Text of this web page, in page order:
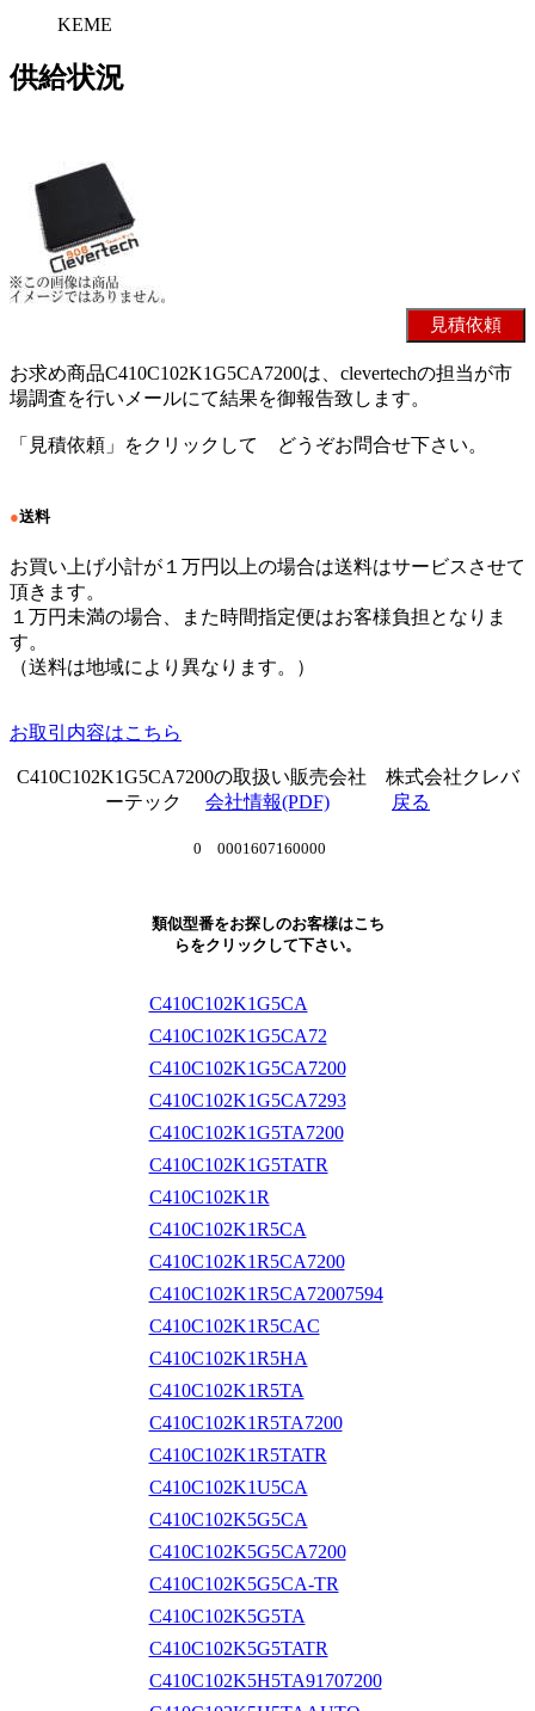
KEME
供給状況
お求め商品C410C102K1G5CA7200は、clevertechの担当が市
場調査を行いメールにて結果を御報告致します。
「見積依頼」をクリックして どうぞお問合せ下さい。
●送料
お買い上げ小計が１万円以上の場合は送料はサービスさせて
頂きます。
１万円未満の場合、また時間指定便はお客様負担となりま
す。
（送料は地域により異なります。）
お取引内容はこちら
C410C102K1G5CA7200の取扱い販売会社 株式会社クレバ
ーテック 会社情報(PDF) 戻る
0 0001607160000
類似型番をお探しのお客様はこち
らをクリックして下さい。
C410C102K1G5CA
C410C102K1G5CA72
C410C102K1G5CA7200
C410C102K1G5CA7293
C410C102K1G5TA7200
C410C102K1G5TATR
C410C102K1R
C410C102K1R5CA
C410C102K1R5CA7200
C410C102K1R5CA72007594
C410C102K1R5CAC
C410C102K1R5HA
C410C102K1R5TA
C410C102K1R5TA7200
C410C102K1R5TATR
C410C102K1U5CA
C410C102K5G5CA
C410C102K5G5CA7200
C410C102K5G5CA-TR
C410C102K5G5TA
C410C102K5G5TATR
C410C102K5H5TA91707200